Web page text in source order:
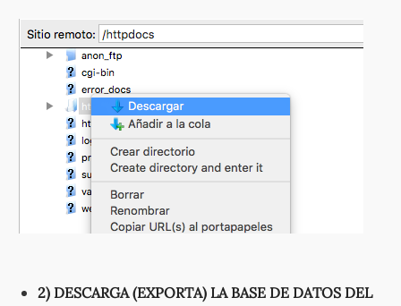
2) DESCARGA (EXPORTA) LA BASE DE DATOS DEL